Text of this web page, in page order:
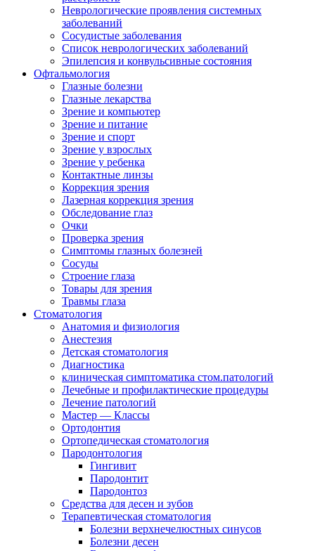
Неврологические проявления системных
заболеваний
Сосудистые заболевания
Список неврологических заболеваний
Эпилепсия и конвульсивные состояния
Офтальмология
Глазные болезни
Глазные лекарства
Зрение и компьютер
Зрение и питание
Зрение и спорт
Зрение у взрослых
Зрение у ребенка
Контактные линзы
Коррекция зрения
Лазерная коррекция зрения
Обследование глаз
Очки
Проверка зрения
Симптомы глазных болезней
Сосуды
Строение глаза
Товары для зрения
Травмы глаза
Стоматология
Анатомия и физиология
Анестезия
Детская стоматология
Диагностика
клиническая симптоматика стом.патологий
Лечебные и профилактические процедуры
Лечение патологий
Мастер — Классы
Ортодонтия
Ортопедическая стоматология
Пародонтология
Гингивит
Пародонтит
Пародонтоз
Средства для десен и зубов
Терапевтическая стоматология
Болезни верхнечелюстных синусов
Болезни десен